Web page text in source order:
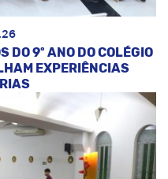
DO 9º ANO DO COLÉGIO
EXPERIÊNCIAS